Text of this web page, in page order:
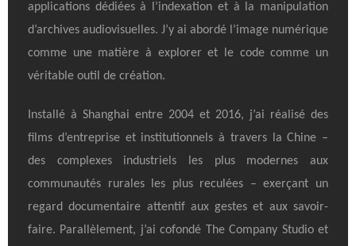
applications dédiées à l’indexation et à la manipulation
d’archives audiovisuelles. J’y ai abordé l’image numérique
comme une matière à explorer et le code comme un
véritable outil de création.
Installé à Shanghai entre 2004 et 2016, j’ai réalisé des
films d’entreprise et institutionnels à travers la Chine –
des complexes industriels les plus modernes aux
communautés rurales les plus reculées – exerçant un
regard documentaire attentif aux gestes et aux savoir-
faire. Parallèlement, j’ai cofondé The Company Studio et